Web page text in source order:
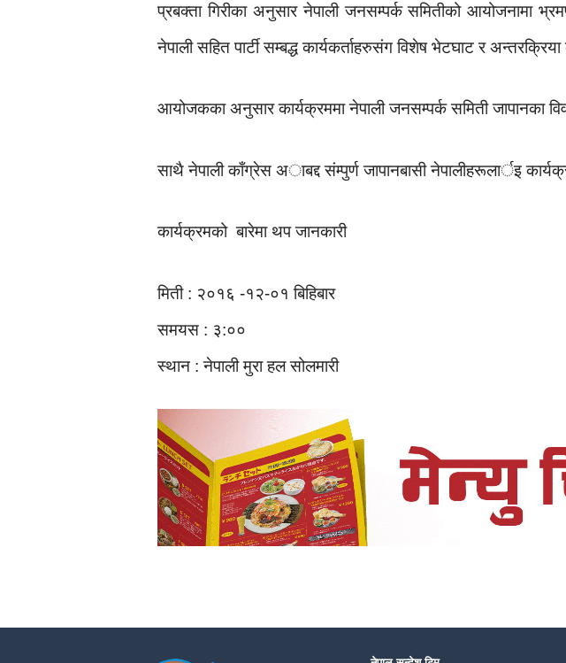
प्रबक्ता गिरीका अनुसार नेपाली जनसम्पर्क समितीको आयोजनामा
नेपाली सहित पार्टी सम्बद्ध कार्यकर्ताहरुसंग विशेष भेटघाट र
आयोजकका अनुसार कार्यक्रममा नेपाली जनसम्पर्क समिती जापानका
साथै नेपाली काँग्रेस अाबद्द संम्पुर्ण जापानबासी नेपालीहरूलार्इ
कार्यक्रमको बारेमा थप जानकारी
मिती : २०१६ -१२-०१ बिहिबार
समयस : ३:००
स्थान : नेपाली मुरा हल सोलमारी